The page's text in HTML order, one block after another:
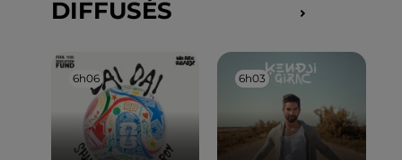
DIFFUSÉS
6h06
6h06 6h03
6h03